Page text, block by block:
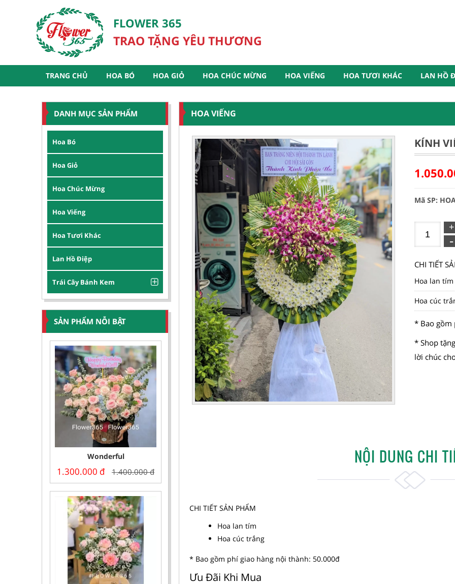
FLOWER 365
TRAO TẶNG YÊU THƯƠNG
TRANG CHỦ HOA BÓ HOA GIỎ HOA CHÚC MỪNG HOA VIẾNG HOA TƯƠI KHÁC LAN HỒ
DANH MỤC SẢN PHẨM
Hoa Bó
Hoa Giỏ
Hoa Chúc Mừng
Hoa Viếng
Hoa Tươi Khác
Lan Hồ Điệp
Trái Cây Bánh Kem
SẢN PHẨM NỖI BẬT
Wonderful
1.300.000 đ 1.400.000đ
HOA VIẾNG
KÍNH
Mã SP:
CHI TIẾT
Hoa lan tím
Hoa cúc
* Bao gồm
* Shop
lời chúc
NỘI DUNG CHI
CHI TIẾT SẢN PHẨM
Hoa lan tím
Hoa cúc trắng
* Bao gồm phí giao hàng nội thành: 50.000đ
Ưu Đãi Khi Mua